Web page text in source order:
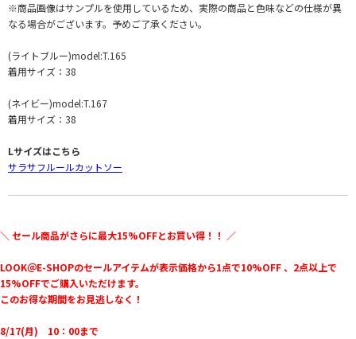
※商品画像はサンプルを使用しているため、実際の商品と色味などの仕様が異
なる場合がございます。予めご了承ください。
(ライトブルー)model:T.165
着用サイズ：38
(ネイビー)model:T.167
着用サイズ：38
Lサイズはこちら
サラサフルールカットソー
＼ セール商品がさらに最大15%OFFとお買い得！！ ／
LOOK＠E-SHOPのセールアイテムが表示価格から1点で10%OFF 、2点以上で
15%OFFでご購入いただけます。
このお得な期間をお見逃しなく！
8/17(月) 10：00まで